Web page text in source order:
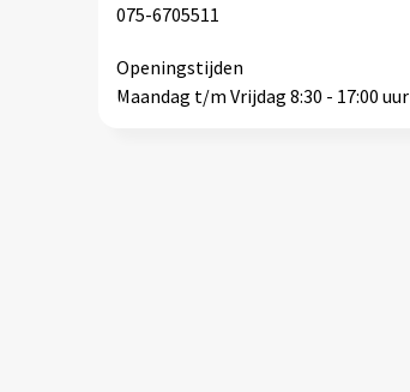
075-6705511
Openingstijden
Maandag t/m Vrijdag 8:30 - 17:00 uur